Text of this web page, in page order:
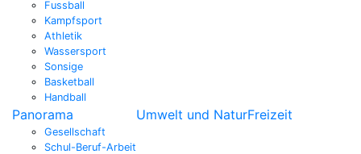
Fussball
Kampfsport
Athletik
Wassersport
Sonsige
Basketball
Handball
Panorama
Gesellschaft
Schul-Beruf-Arbeit
Umwelt und NaturFreizeit